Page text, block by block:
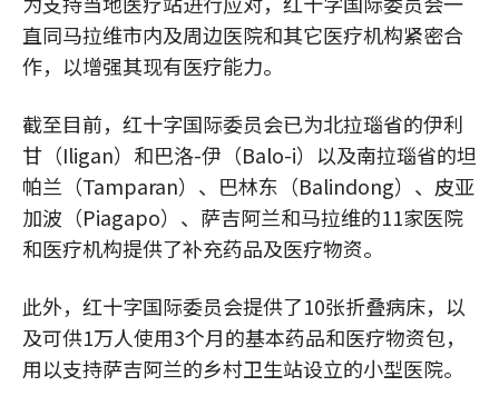
直同马拉维市内及周边医院和其它医疗机构紧密合
作，以增强其现有医疗能力。
截至目前，红十字国际委员会已为北拉瑙省的伊利
甘（Iligan）和巴洛-伊（Balo-i）以及南拉瑙省的坦
帕兰（Tamparan）、巴林东（Balindong）、皮亚
加波（Piagapo）、萨吉阿兰和马拉维的11家医院
和医疗机构提供了补充药品及医疗物资。
此外，红十字国际委员会提供了10张折叠病床，以
及可供1万人使用3个月的基本药品和医疗物资包，
用以支持萨吉阿兰的乡村卫生站设立的小型医院。